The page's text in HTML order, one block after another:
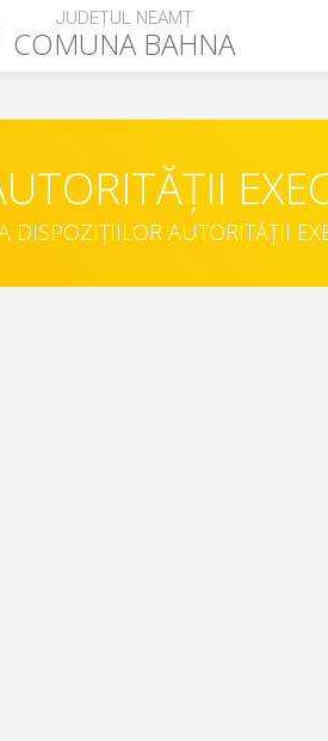
JUDEȚUL NEAMȚ
COMUNA BAHNA
DISPOZIȚIILOR AUTORITĂȚII